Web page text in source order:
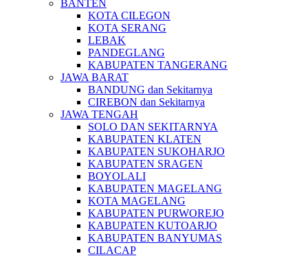
BANTEN
KOTA CILEGON
KOTA SERANG
LEBAK
PANDEGLANG
KABUPATEN TANGERANG
JAWA BARAT
BANDUNG dan Sekitarnya
CIREBON dan Sekitarnya
JAWA TENGAH
SOLO DAN SEKITARNYA
KABUPATEN KLATEN
KABUPATEN SUKOHARJO
KABUPATEN SRAGEN
BOYOLALI
KABUPATEN MAGELANG
KOTA MAGELANG
KABUPATEN PURWOREJO
KABUPATEN KUTOARJO
KABUPATEN BANYUMAS
CILACAP